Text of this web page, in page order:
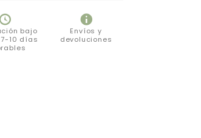
bajo
10 días
Envíos y
devoluciones